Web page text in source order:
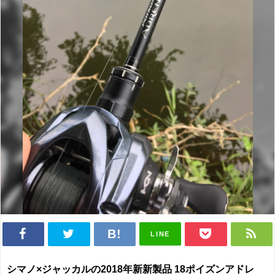
LINE
シマノ×ジャッカルの2018年新新製品 18ポイズンアドレ